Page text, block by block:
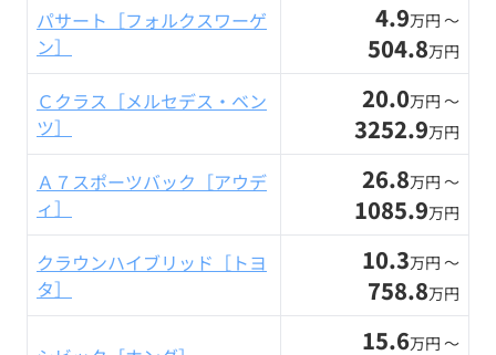
パサート［フォルクスワーゲ
ン］
4.9万円 〜
504.8万円
Ｃクラス［メルセデス・ベン
ツ］
20.0万円 〜
3252.9万円
Ａ７スポーツバック［アウデ
ィ］
26.8万円 〜
1085.9万円
クラウンハイブリッド［トヨ
タ］
10.3万円 〜
758.8万円
15.6万円 〜